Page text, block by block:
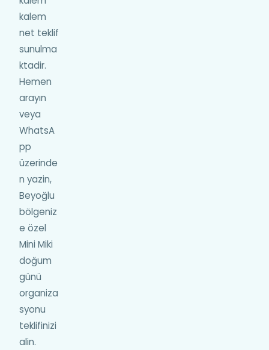
kalem
net teklif
sunulma
ktadir.
Hemen
arayın
veya
WhatsA
pp
üzerinde
n yazin,
Beyoğlu
bölgeniz
e özel
Mini Miki
doğum
günü
organiza
syonu
teklifinizi
alin.